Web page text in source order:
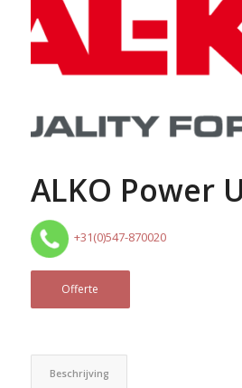
ALKO Power
+31(0)547-870020
Offerte
Beschrijving